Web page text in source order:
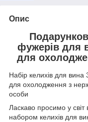
Опис
фужерів для
для
Набір келихів для
для охолодження з
особи
Ласкаво просимо у
набором келихів для